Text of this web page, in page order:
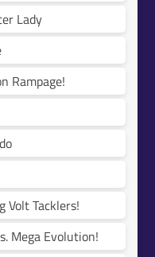
Lady
Rampage!
Volt Tacklers!
Mega Evolution!